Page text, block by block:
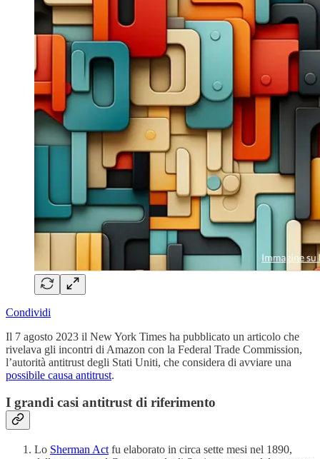
Condividi
Il 7 agosto 2023 il New York Times ha pubblicato un articolo che
rivelava gli incontri di Amazon con la Federal Trade Commission,
l’autorità antitrust degli Stati Uniti, che considera di avviare una
possibile causa antitrust.
I grandi casi antitrust di riferimento
Lo Sherman Act fu elaborato in circa sette mesi nel 1890,